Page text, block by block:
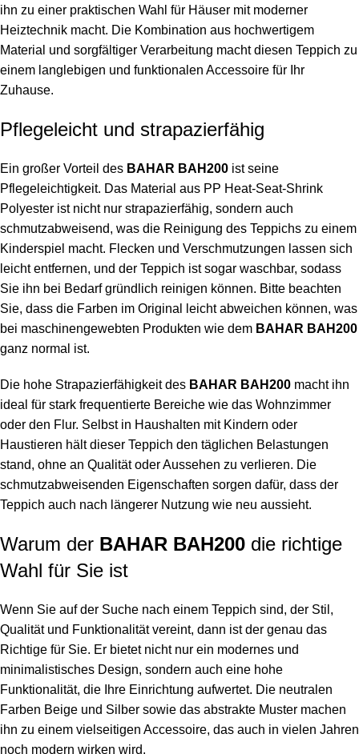
ihn zu einer praktischen Wahl für Häuser mit moderner
Heiztechnik macht. Die Kombination aus hochwertigem
Material und sorgfältiger Verarbeitung macht diesen Teppich zu
einem langlebigen und funktionalen Accessoire für Ihr
Zuhause.
Pflegeleicht und strapazierfähig
Ein großer Vorteil des BAHAR BAH200 ist seine
Pflegeleichtigkeit. Das Material aus PP Heat-Seat-Shrink
Polyester ist nicht nur strapazierfähig, sondern auch
schmutzabweisend, was die Reinigung des Teppichs zu einem
Kinderspiel macht. Flecken und Verschmutzungen lassen sich
leicht entfernen, und der Teppich ist sogar waschbar, sodass
Sie ihn bei Bedarf gründlich reinigen können. Bitte beachten
Sie, dass die Farben im Original leicht abweichen können, was
bei maschinengewebten Produkten wie dem BAHAR BAH200
ganz normal ist.
Die hohe Strapazierfähigkeit des BAHAR BAH200 macht ihn
ideal für stark frequentierte Bereiche wie das Wohnzimmer
oder den Flur. Selbst in Haushalten mit Kindern oder
Haustieren hält dieser Teppich den täglichen Belastungen
stand, ohne an Qualität oder Aussehen zu verlieren. Die
schmutzabweisenden Eigenschaften sorgen dafür, dass der
Teppich auch nach längerer Nutzung wie neu aussieht.
Warum der BAHAR BAH200 die richtige
Wahl für Sie ist
Wenn Sie auf der Suche nach einem Teppich sind, der Stil,
Qualität und Funktionalität vereint, dann ist der genau das
Richtige für Sie. Er bietet nicht nur ein modernes und
minimalistisches Design, sondern auch eine hohe
Funktionalität, die Ihre Einrichtung aufwertet. Die neutralen
Farben Beige und Silber sowie das abstrakte Muster machen
ihn zu einem vielseitigen Accessoire, das auch in vielen Jahren
noch modern wirken wird.